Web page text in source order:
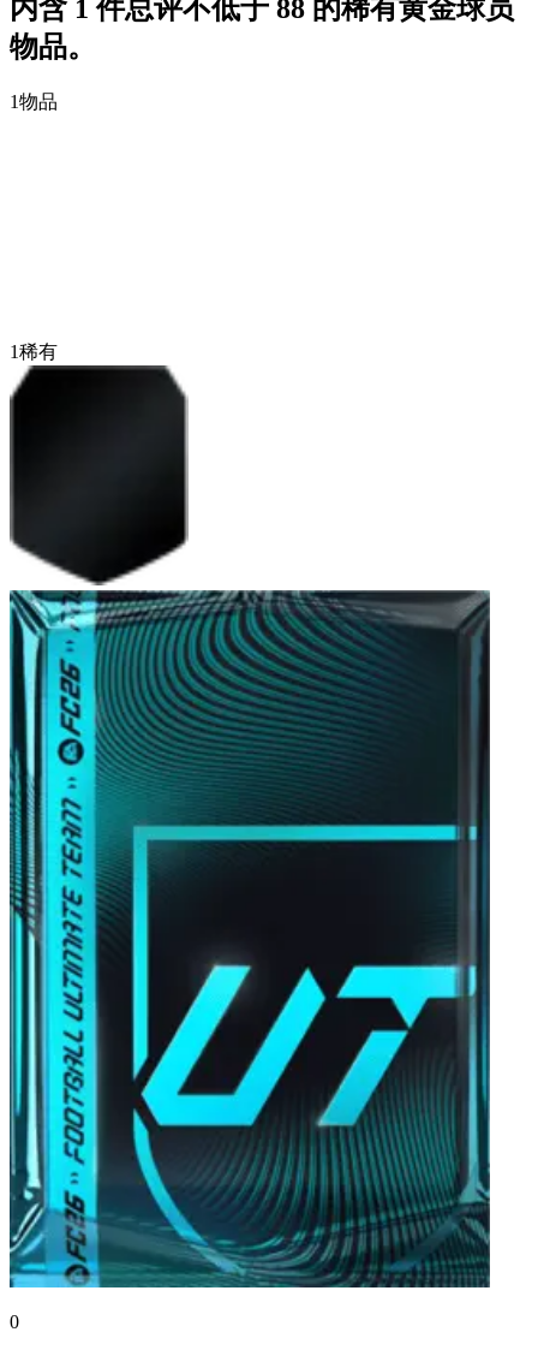
内含 1 件总评不低于 88 的稀有黄金球员
物品。
1物品
1稀有
0